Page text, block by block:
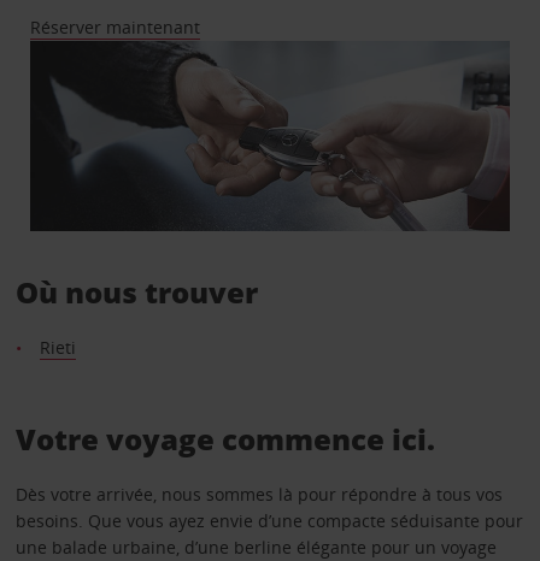
Réserver maintenant
Où nous trouver
Rieti
Votre voyage commence ici.
Dès votre arrivée, nous sommes là pour répondre à tous vos
besoins. Que vous ayez envie d’une compacte séduisante pour
une balade urbaine, d’une berline élégante pour un voyage